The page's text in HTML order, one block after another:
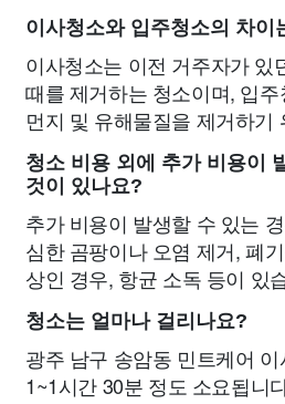
이사청소와 입주청소의 차이
이사청소는 이전 거주자가 있
때를 제거하는 청소이며, 입
먼지 및 유해물질을 제거하기
청소 비용 외에 추가 비용이
것이 있나요?
추가 비용이 발생할 수 있는
심한 곰팡이나 오염 제거, 폐
상인 경우, 항균 소독 등이 있
청소는 얼마나 걸리나요?
광주 남구 송암동 민트케어
1~1시간 30분 정도 소요됩니